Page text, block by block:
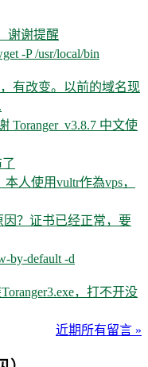
谢谢提醒
-P /usr/local/bin
有改变。以前的域名现
Toranger_v3.8.7 中文使
人使用vultr作為vps，
？证书已经正常，要
by-default -d
，打不开没
近期所有留言 »